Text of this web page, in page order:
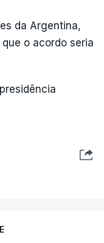
da Argentina,
o acordo seria